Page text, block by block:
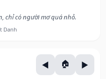
chỉ có người mơ quá nhỏ.
Danh